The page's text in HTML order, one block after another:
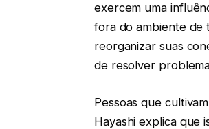
exercem uma
fora do ambiente de
reorganizar suas
de resolver
Pessoas que
Hayashi explica que